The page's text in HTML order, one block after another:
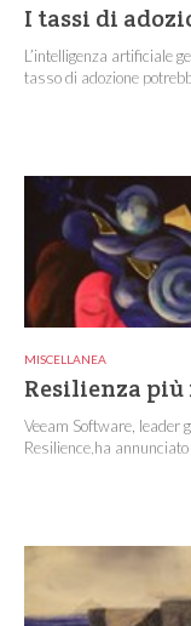
I tassi di
L’intelligenza artificiale
tasso di adozione
MISCELLANEA
Resilienza più
Veeam Software, leader
Resilience,ha